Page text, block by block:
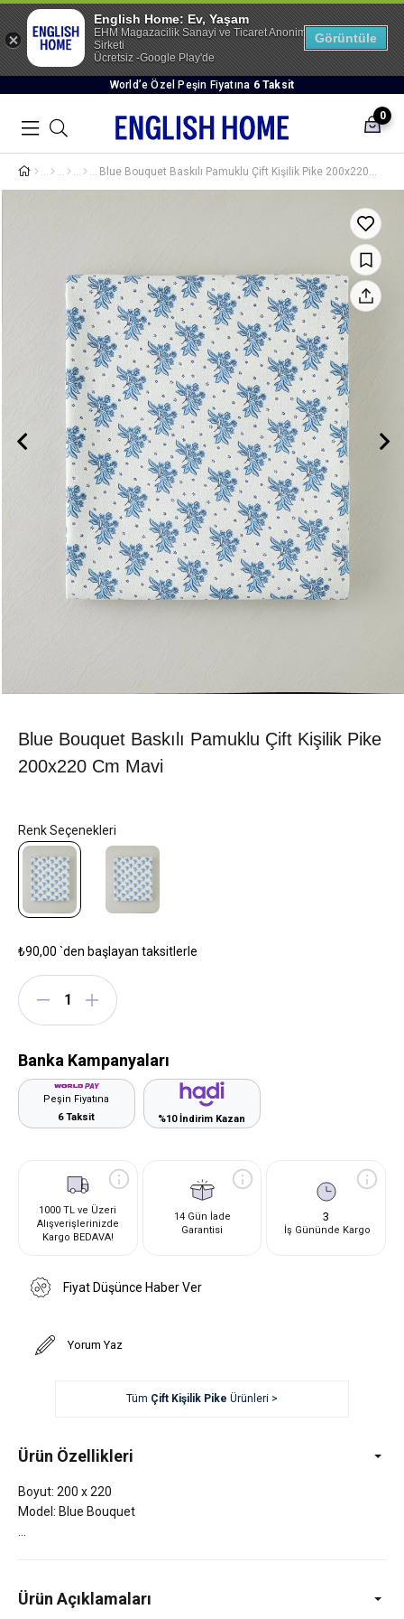
World’e Özel Peşin Fiyatına 6 Taksit
0
Blue Bouquet Baskılı Pamuklu Çift Kişilik Pike 200x220 cm Mavi
Blue Bouquet Baskılı Pamuklu Çift Kişilik Pike
200x220 Cm Mavi
₺90,00 `den başlayan taksitlerle
Banka Kampanyaları
Peşin Fiyatına
6 Taksit
%10 İndirim Kazan
1000 TL ve Üzeri
Alışverişlerinizde
Kargo BEDAVA!
14 Gün İade
Garantisi
3
İş Gününde Kargo
Fiyat Düşünce Haber Ver
Yorum Yaz
Tüm Çift Kişilik Pike Ürünleri >
Ürün Özellikleri
Boyut: 200 x 220
Model: Blue Bouquet
Ürün Açıklamaları
English Home: Ev, Yaşam
EHM Magazacilik Sanayi ve Ticaret Anonim
Sirketi
Ücretsiz -Google Play'de
Görüntüle